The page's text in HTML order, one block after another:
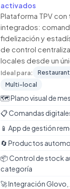
activados
Plataforma TPV
integrados:
fidelización y
de control
locales desde un
Ideal para:
Multi-local
🗺️ Plano visual de
📋 Comandas
📱 App de gestión
🔄 Productos
📦 Control de stock
categoría
🚀 Integración Glovo,